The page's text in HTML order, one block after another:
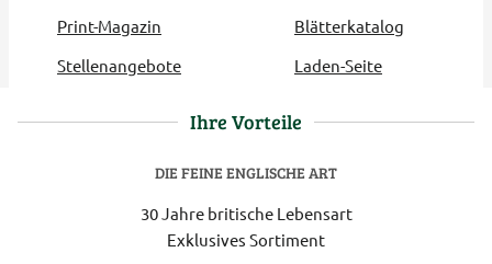
Print-Magazin
Blätterkatalog
Stellenangebote
Laden-Seite
Ihre Vorteile
DIE FEINE ENGLISCHE ART
30 Jahre britische Lebensart
Exklusives Sortiment